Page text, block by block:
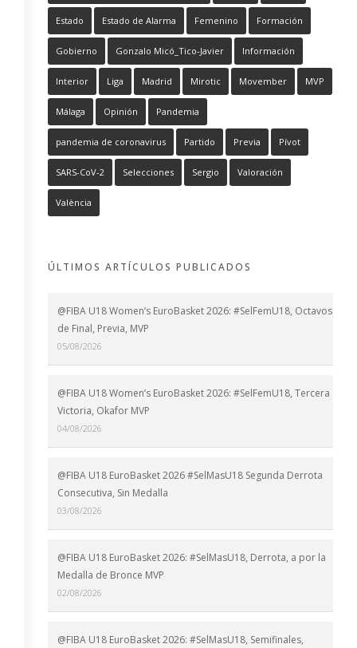
Estado Estado de Alarma Femenino Formación
Gobierno Gonzalo Micó_Tico-Javier Información
Interior Liga Madrid Mirotic Movember MVP
Málaga Opinión Pandemia
pandemia de coronavirus Partido Previa Pívot
SARS-CoV-2 Selecciones Sergio Valoración
València
ÚLTIMOS ARTÍCULOS PUBLICADOS
@FIBA U18 Women’s EuroBasket 2026: #SelFemU18, Octavos
de Final, Previa, MVP
05/08/2026
@FIBA U18 Women’s EuroBasket 2026: #SelFemU18, Tercera
Victoria, Okafor MVP
04/08/2026
@FIBA U18 EuroBasket 2026 #SelMasU18 Segunda Derrota
Consecutiva, Sin Medalla
03/08/2026
@FIBA U18 EuroBasket 2026: #SelMasU18, Derrota, a por la
Medalla de Bronce MVP
02/08/2026
@FIBA U18 EuroBasket 2026: #SelMasU18, Semifinales,